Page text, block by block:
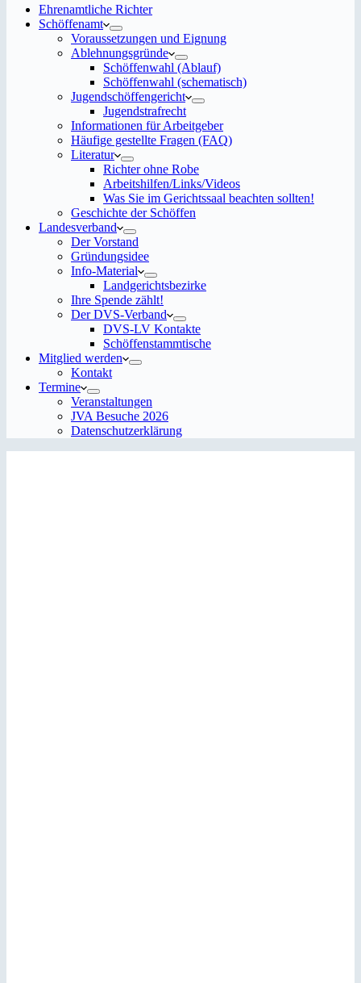
Ehrenamtliche Richter
Schöffenamt
Voraussetzungen und Eignung
Ablehnungsgründe
Schöffenwahl (Ablauf)
Schöffenwahl (schematisch)
Jugendschöffengericht
Jugendstrafrecht
Informationen für Arbeitgeber
Häufige gestellte Fragen (FAQ)
Literatur
Richter ohne Robe
Arbeitshilfen/Links/Videos
Was Sie im Gerichtssaal beachten sollten!
Geschichte der Schöffen
Landesverband
Der Vorstand
Gründungsidee
Info-Material
Landgerichtsbezirke
Ihre Spende zählt!
Der DVS-Verband
DVS-LV Kontakte
Schöffenstammtische
Mitglied werden
Kontakt
Termine
Veranstaltungen
JVA Besuche 2026
Datenschutz­erklärung